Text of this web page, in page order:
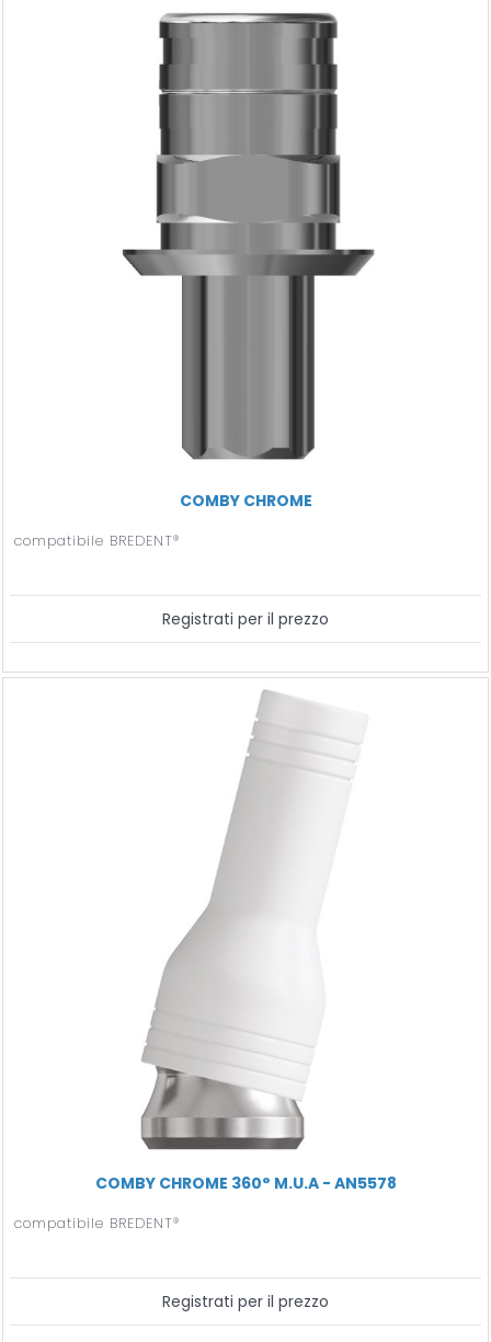
COMBY CHROME
compatibile BREDENT®
Registrati per il prezzo
COMBY CHROME 360° M.U.A - AN5578
compatibile BREDENT®
Registrati per il prezzo